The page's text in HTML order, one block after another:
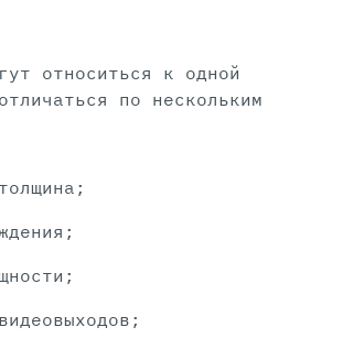
относиться к одной
по нескольким